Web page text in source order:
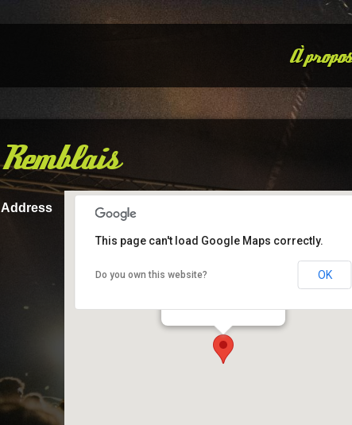
À propos
Remblais
This page can't load Google Maps correctly.
Do you own this website? OK
Address